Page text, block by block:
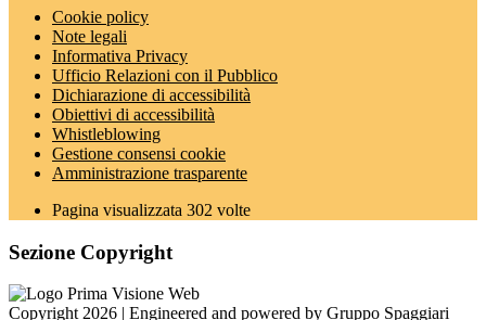
Cookie policy
Note legali
Informativa Privacy
Ufficio Relazioni con il Pubblico
Dichiarazione di accessibilità
Obiettivi di accessibilità
Whistleblowing
Gestione consensi cookie
Amministrazione trasparente
Pagina visualizzata 302 volte
Sezione Copyright
Copyright 2026 | Engineered and powered by Gruppo Spaggiari